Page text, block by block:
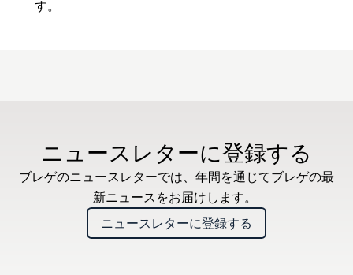
す。
ニュースレターに登録する
ブレゲのニュースレターでは、年間を通じてブレゲの最
新ニュースをお届けします。
ニュースレターに登録する